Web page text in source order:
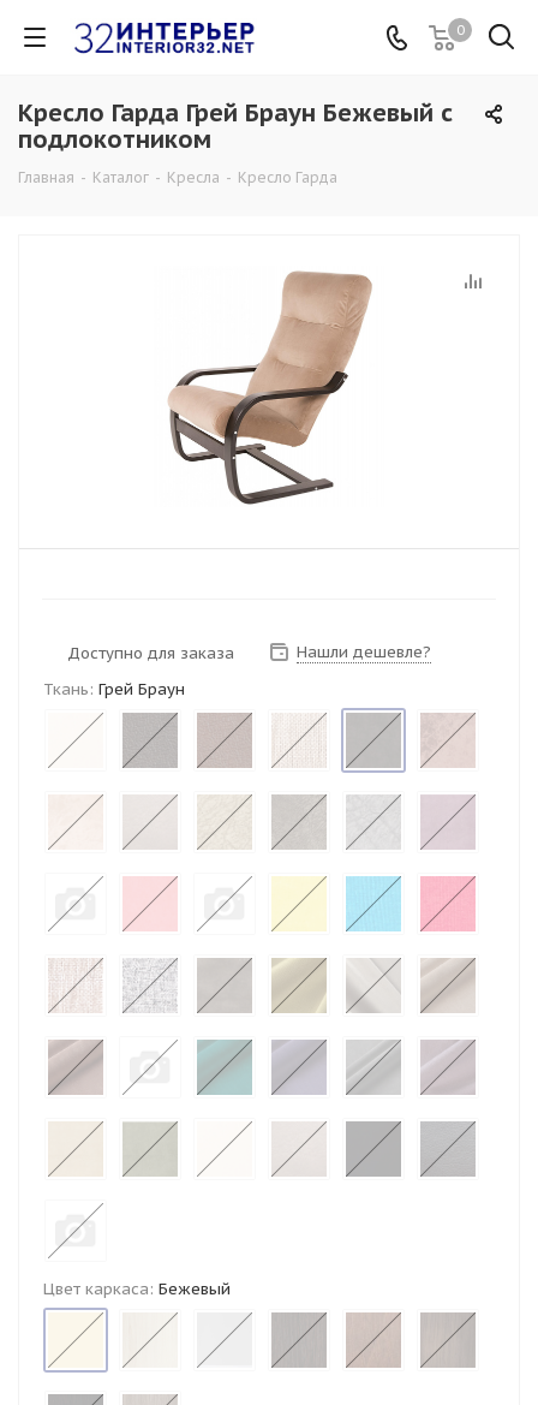
0
Кресло Гарда Грей Браун Бежевый с
подлокотником
Главная - Каталог - Кресла - Кресло Гарда
Доступно для заказа
Нашли дешевле?
Ткань: Грей Браун
Цвет каркаса: Бежевый